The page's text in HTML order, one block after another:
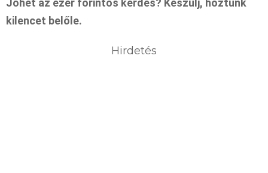
kilencet belőle.
Hirdetés